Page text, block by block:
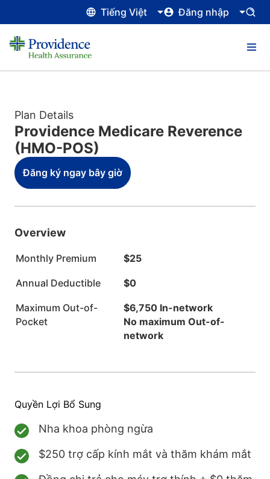
Tiếng Việt Đăng nhập
Plan Details
Providence Medicare Reverence
(HMO-POS)
Đăng ký ngay bây giờ
Overview
Monthly Premium $25
Annual Deductible $0
Maximum Out-of-
Pocket
$6,750 In-network
No maximum Out-of-
network
Quyền Lợi Bổ Sung
Nha khoa phòng ngừa
$250 trợ cấp kính mắt và thăm khám mắt